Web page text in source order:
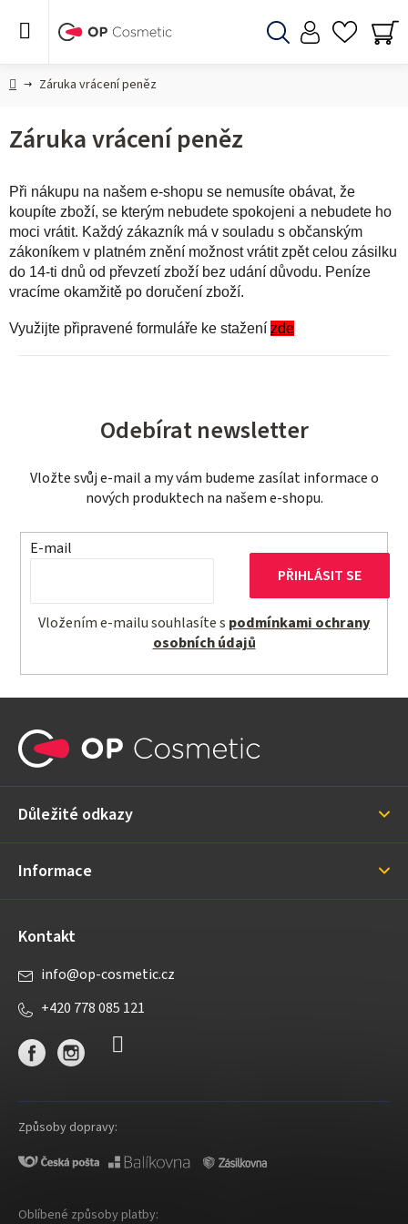
DomůZáruka vrácení peněz
Záruka vrácení peněz
Při nákupu na našem e-shopu se nemusíte obávat, že
koupíte zboží, se kterým nebudete spokojeni a nebudete ho
moci vrátit. Každý zákazník má v souladu s občanským
zákoníkem v platném znění možnost vrátit zpět celou zásilku
do 14-ti dnů od převzetí zboží bez udání důvodu. Peníze
vracíme okamžitě po doručení zboží.
Využijte připravené formuláře ke stažení zde
Odebírat newsletter
Vložte svůj e-mail a my vám budeme zasílat informace o
nových produktech na našem e-shopu.
E-mail
Vložením e-mailu souhlasíte s podmínkami ochrany
osobních údajů
PŘIHLÁSIT SE
a
í
Důležité odkazy
Informace
Kontakt
info@op-cosmetic.cz
+420 778 085 121
Způsoby dopravy:
Oblíbené způsoby platby: